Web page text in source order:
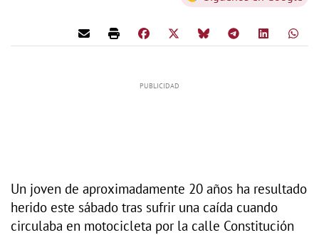
Un joven de aproximadamente 20 años ha resultado
herido este sábado tras sufrir una caída cuando
circulaba en motocicleta por la calle Constitución